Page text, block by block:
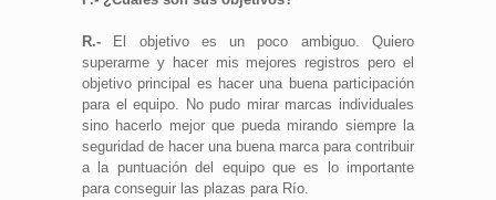
R.- El objetivo es un poco ambiguo. Quiero
superarme y hacer mis mejores registros pero el
objetivo principal es hacer una buena participación
para el equipo. No pudo mirar marcas individuales
sino hacerlo mejor que pueda mirando siempre la
seguridad de hacer una buena marca para contribuir
a la puntuación del equipo que es lo importante
para conseguir las plazas para Río.